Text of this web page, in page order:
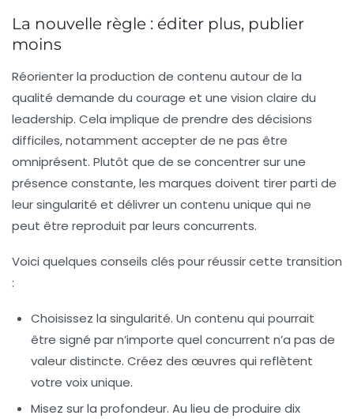
La nouvelle règle : éditer plus, publier
moins
Réorienter la production de contenu autour de la
qualité demande du courage et une vision claire du
leadership. Cela implique de prendre des décisions
difficiles, notamment accepter de ne pas être
omniprésent. Plutôt que de se concentrer sur une
présence constante, les marques doivent tirer parti de
leur singularité et délivrer un contenu unique qui ne
peut être reproduit par leurs concurrents.
Voici quelques conseils clés pour réussir cette transition
:
Choisissez la singularité. Un contenu qui pourrait
être signé par n’importe quel concurrent n’a pas de
valeur distincte. Créez des œuvres qui reflètent
votre voix unique.
Misez sur la profondeur. Au lieu de produire dix